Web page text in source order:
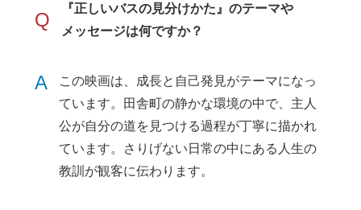
Q
『正しいバスの見分けかた』のテーマや
メッセージは何ですか？
A
この映画は、成長と自己発見がテーマになっ
ています。田舎町の静かな環境の中で、主人
公が自分の道を見つける過程が丁寧に描かれ
ています。さりげない日常の中にある人生の
教訓が観客に伝わります。